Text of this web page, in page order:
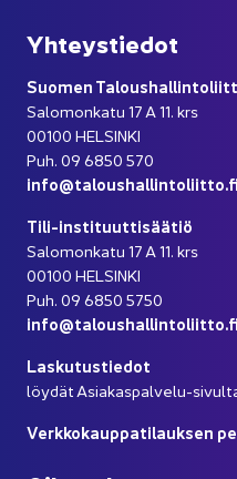
Yh­teys­tie­dot
Suo­men
Sa­lo­mon­ka­tu 17 A 11. krs
00100 HEL­SIN­KI
Puh. 09 6850 570
info@ta­lous­hal­lin­to­liit­to.fi
Tili-​instituuttisäätiö
Sa­lo­mon­ka­tu 17 A 11. krs
00100 HEL­SIN­KI
Puh. 09 6850 5750
info@ta­lous­hal­lin­to­liit­to.fi
Las­ku­tus­tie­dot
löy­dät Asiakaspalvelu-​
Verk­ko­kaup­pa­ti­lauk­sen